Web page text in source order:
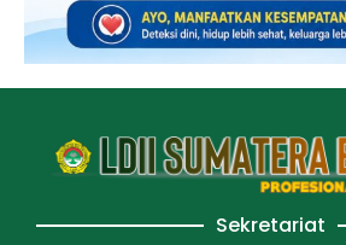
Sekretariat